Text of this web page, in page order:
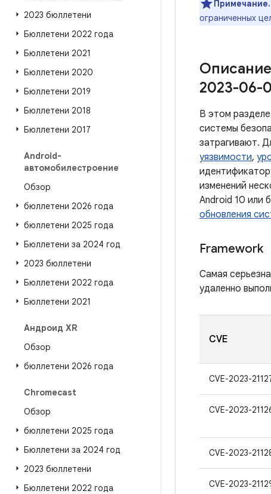
2023 бюллетени
Бюллетени 2022 года
Бюллетени 2021
Бюллетени 2020
Бюллетени 2019
Бюллетени 2018
Бюллетени 2017
Android-
автомобилестроение
Обзор
бюллетени 2026 года
бюллетени 2025 года
Бюллетени за 2024 год
2023 бюллетени
Бюллетени 2022 года
Бюллетени 2021
Андроид XR
Обзор
бюллетени 2026 года
Chromecast
Обзор
бюллетени 2025 года
Бюллетени за 2024 год
2023 бюллетени
Бюллетени 2022 года
Примечание.
ограниченных
2023-06-
В этом
системы
затрагивают.
уязвимости,
изменений
Android 10 или
обновления
Framework
Самая
удаленно
CVE
CVE-2023-
CVE-2023-
CVE-2023-
CVE-2023-